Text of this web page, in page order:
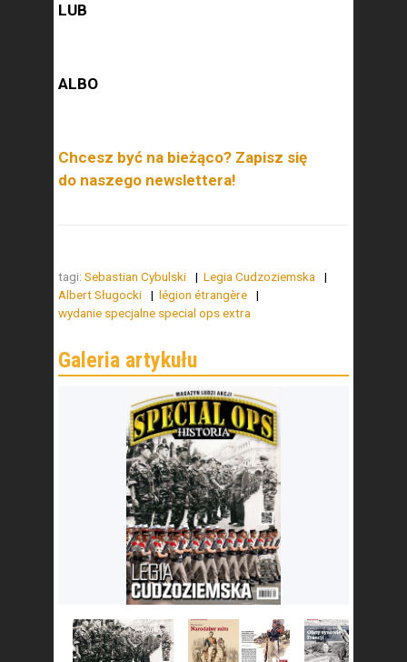
LUB
ALBO
Chcesz być na bieżąco? Zapisz się
do naszego newslettera!
tagi: Sebastian Cybulski
Legia Cudzoziemska
Albert Sługocki
légion étrangère
wydanie specjalne special ops extra